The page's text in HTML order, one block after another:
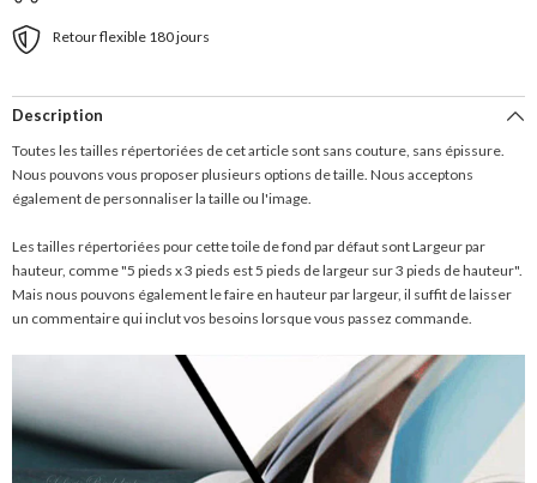
Retour flexible 180 jours
Description
Toutes les tailles répertoriées de cet article sont sans couture, sans épissure.
Nous pouvons vous proposer plusieurs options de taille. Nous acceptons
également de personnaliser la taille ou l'image.
Les tailles répertoriées pour cette toile de fond par défaut sont Largeur par
hauteur, comme "5 pieds x 3 pieds est 5 pieds de largeur sur 3 pieds de hauteur".
Mais nous pouvons également le faire en hauteur par largeur, il suffit de laisser
un commentaire qui inclut vos besoins lorsque vous passez commande.